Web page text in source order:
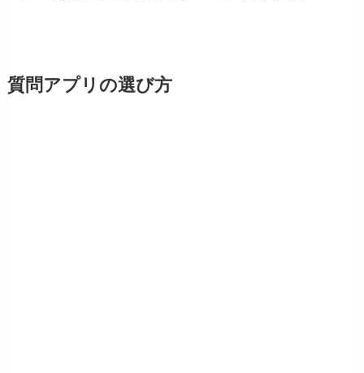
質問アプリの選び方